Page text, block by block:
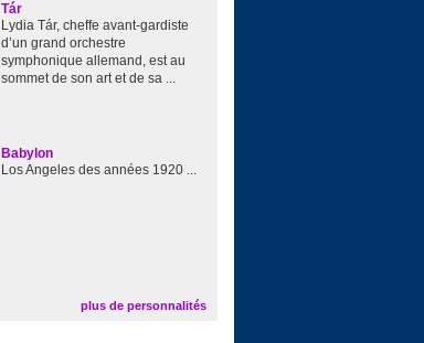
Tár
Lydia Tár, cheffe avant-gardiste
d’un grand orchestre
symphonique allemand, est au
sommet de son art et de sa ...
Babylon
Los Angeles des années 1920 ...
plus de personnalités